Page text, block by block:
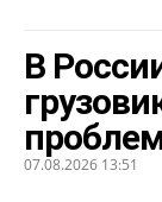
В
07.08.2026 13:51